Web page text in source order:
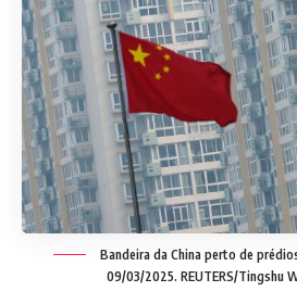
Bandeira da China perto de
09/03/2025. REUTERS/Tingshu